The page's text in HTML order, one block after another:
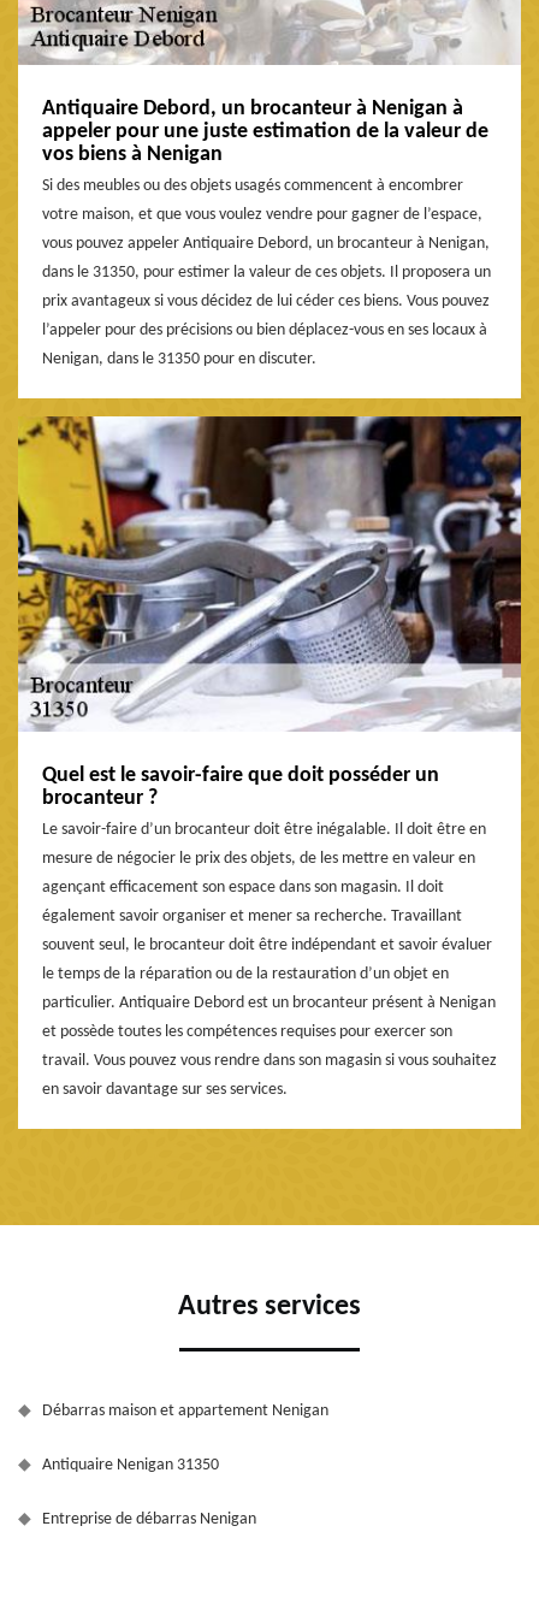
Antiquaire Debord, un brocanteur à Nenigan à
appeler pour une juste estimation de la valeur de
vos biens à Nenigan
Si des meubles ou des objets usagés commencent à encombrer
votre maison, et que vous voulez vendre pour gagner de l’espace,
vous pouvez appeler Antiquaire Debord, un brocanteur à Nenigan,
dans le 31350, pour estimer la valeur de ces objets. Il proposera un
prix avantageux si vous décidez de lui céder ces biens. Vous pouvez
l’appeler pour des précisions ou bien déplacez-vous en ses locaux à
Nenigan, dans le 31350 pour en discuter.
Quel est le savoir-faire que doit posséder un
brocanteur ?
Le savoir-faire d’un brocanteur doit être inégalable. Il doit être en
mesure de négocier le prix des objets, de les mettre en valeur en
agençant efficacement son espace dans son magasin. Il doit
également savoir organiser et mener sa recherche. Travaillant
souvent seul, le brocanteur doit être indépendant et savoir évaluer
le temps de la réparation ou de la restauration d’un objet en
particulier. Antiquaire Debord est un brocanteur présent à Nenigan
et possède toutes les compétences requises pour exercer son
travail. Vous pouvez vous rendre dans son magasin si vous souhaitez
en savoir davantage sur ses services.
Autres services
Débarras maison et appartement Nenigan
Antiquaire Nenigan 31350
Entreprise de débarras Nenigan